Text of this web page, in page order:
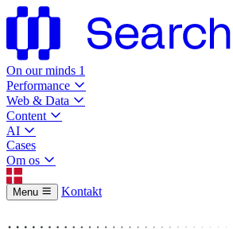
On our minds 1
Performance
Web & Data
Content
AI
Cases
Om os
Menu Kontakt